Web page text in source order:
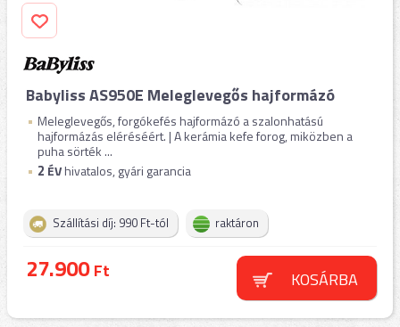
Babyliss AS950E Meleglevegős hajformázó
Meleglevegős, forgókefés hajformázó a szalonhatású
hajformázás eléréséért. | A kerámia kefe forog, miközben a
puha sörték ...
2 ÉVhivatalos, gyári garancia
Szállítási díj: 990 Ft-tól raktáron
27.900Ft KOSÁRBA